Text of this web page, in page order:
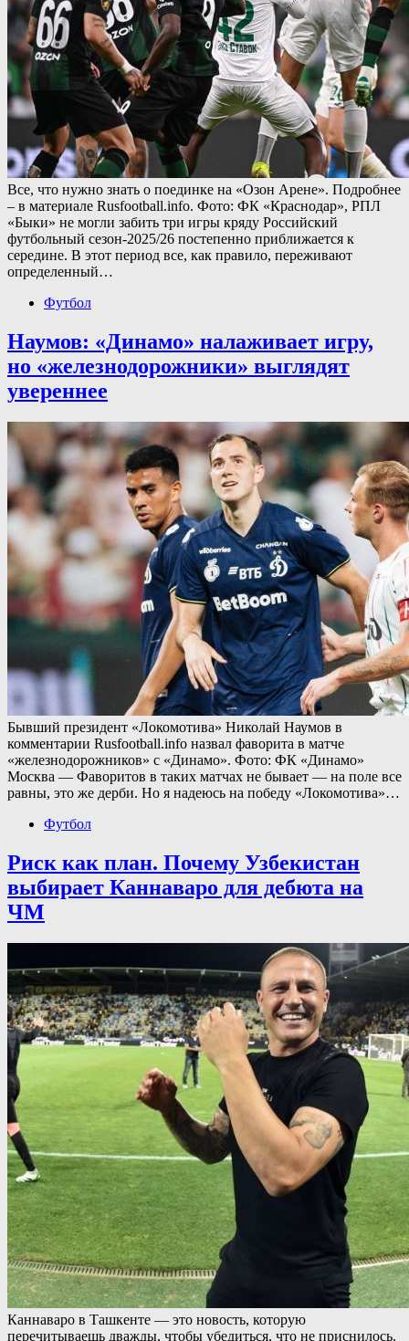
Все, что нужно знать о поединке на «Озон Арене». Подробнее
– в материале Rusfootball.info. Фото: ФК «Краснодар», РПЛ
«Быки» не могли забить три игры кряду Российский
футбольный сезон-2025/26 постепенно приближается к
середине. В этот период все, как правило, переживают
определенный…
Футбол
Наумов: «Динамо» налаживает игру,
но «железнодорожники» выглядят
увереннее
Бывший президент «Локомотива» Николай Наумов в
комментарии Rusfootball.info назвал фаворита в матче
«железнодорожников» с «Динамо». Фото: ФК «Динамо»
Москва — Фаворитов в таких матчах не бывает — на поле все
равны, это же дерби. Но я надеюсь на победу «Локомотива»…
Футбол
Риск как план. Почему Узбекистан
выбирает Каннаваро для дебюта на
ЧМ
Каннаваро в Ташкенте — это новость, которую
перечитываешь дважды, чтобы убедиться, что не приснилось.